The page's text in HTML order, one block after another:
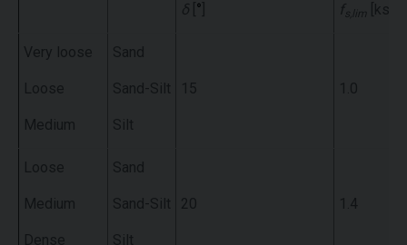
δ ° fs,lim [ksf]
Very loose
Loose
Medium
Sand
Sand-Silt
Silt
15 1.0
Loose
Medium
Dense
Sand
Sand-Silt
Silt
20 1.4